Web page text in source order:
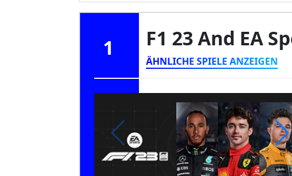
1 F1 23 And EA
ÄHNLICHE SPIELE ANZEIGEN